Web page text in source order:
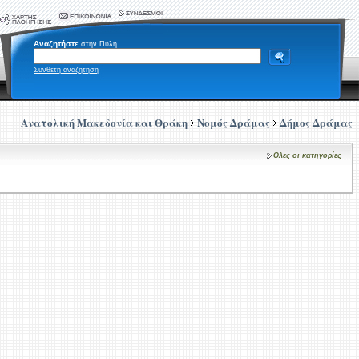
Αναζητήστε στην Πύλη
Σύνθετη αναζήτηση
Ανατολική Μακεδονία και Θράκη Νομός Δράμας Δήμος Δράμας
Ολες οι κατηγορίες